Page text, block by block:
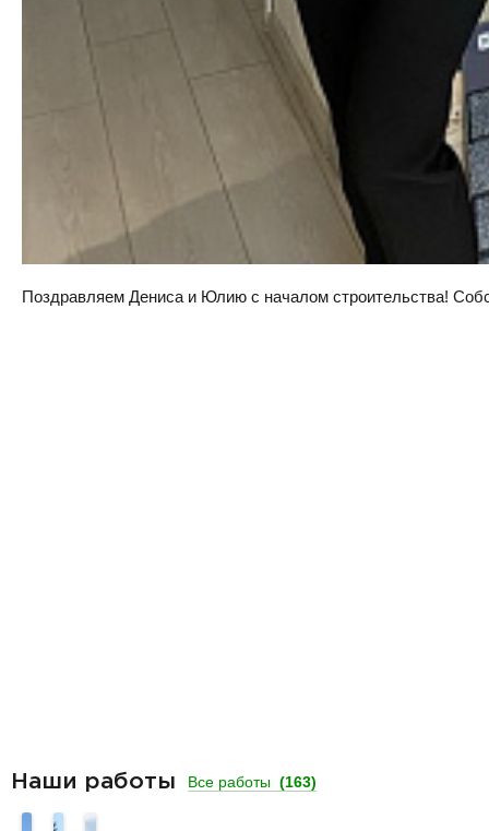
Поздравляем Дениса и Юлию с началом строительства!
Наши работы Все работы (163)